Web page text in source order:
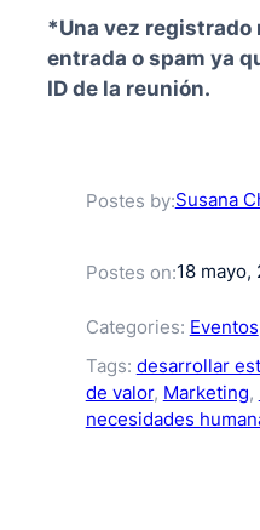
*Una vez registrado
entrada o spam ya
ID de la reunión.
Postes by:Susana
Postes on:18 mayo,
Categories: Eventos
Tags: desarrollar
de valor, Marketing,
necesidades